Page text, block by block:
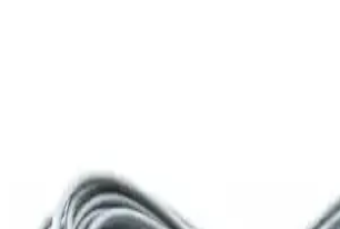
Datron RTA1320 ADSL2+ modem, hızlı ve
kolay kurulumu ve taşınabilir tasarımıyla